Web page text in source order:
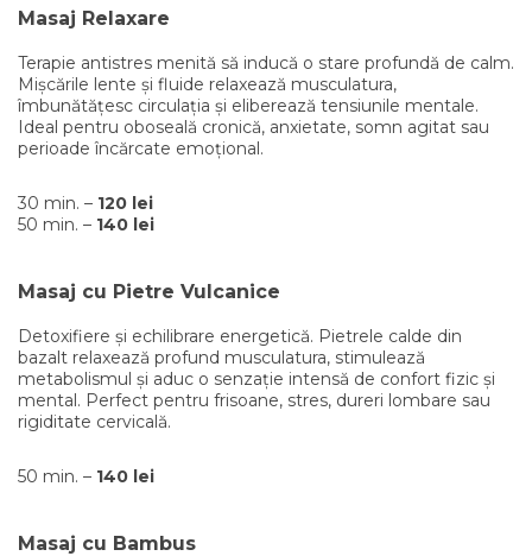
Masaj Relaxare
Terapie antistres menită să inducă o stare profundă de calm.
Mișcările lente și fluide relaxează musculatura,
îmbunătățesc circulația și eliberează tensiunile mentale.
Ideal pentru oboseală cronică, anxietate, somn agitat sau
perioade încărcate emoțional.
30 min. – 120 lei
50 min. – 140 lei
Masaj cu Pietre Vulcanice
Detoxifiere și echilibrare energetică. Pietrele calde din
bazalt relaxează profund musculatura, stimulează
metabolismul și aduc o senzație intensă de confort fizic și
mental. Perfect pentru frisoane, stres, dureri lombare sau
rigiditate cervicală.
50 min. – 140 lei
Masaj cu Bambus